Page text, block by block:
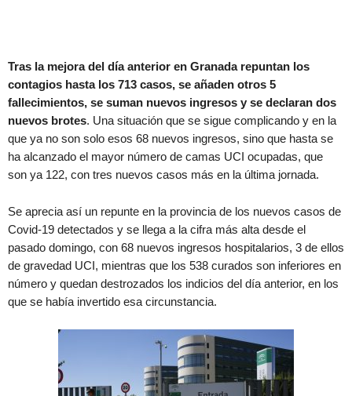
Tras la mejora del día anterior en Granada repuntan los
contagios hasta los 713 casos, se añaden otros 5
fallecimientos, se suman nuevos ingresos y se declaran dos
nuevos brotes. Una situación que se sigue complicando y en la
que ya no son solo esos 68 nuevos ingresos, sino que hasta se
ha alcanzado el mayor número de camas UCI ocupadas, que
son ya 122, con tres nuevos casos más en la última jornada.
Se aprecia así un repunte en la provincia de los nuevos casos de
Covid-19 detectados y se llega a la cifra más alta desde el
pasado domingo, con 68 nuevos ingresos hospitalarios, 3 de ellos
de gravedad UCI, mientras que los 538 curados son inferiores en
número y quedan destrozados los indicios del día anterior, en los
que se había invertido esa circunstancia.